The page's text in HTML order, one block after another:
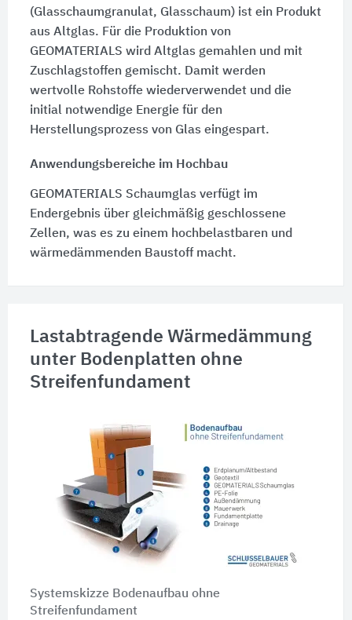
(Glasschaumgranulat, Glasschaum) ist ein Produkt
aus Altglas. Für die Produktion von
GEOMATERIALS wird Altglas gemahlen und mit
Zuschlagstoffen gemischt. Damit werden
wertvolle Rohstoffe wiederverwendet und die
initial notwendige Energie für den
Herstellungsprozess von Glas eingespart.
Anwendungsbereiche im Hochbau
GEOMATERIALS Schaumglas verfügt im
Endergebnis über gleichmäßig geschlossene
Zellen, was es zu einem hochbelastbaren und
wärmedämmenden Baustoff macht.
Lastabtragende Wärmedämmung
unter Bodenplatten ohne
Streifenfundament
Systemskizze Bodenaufbau ohne
Streifenfundament